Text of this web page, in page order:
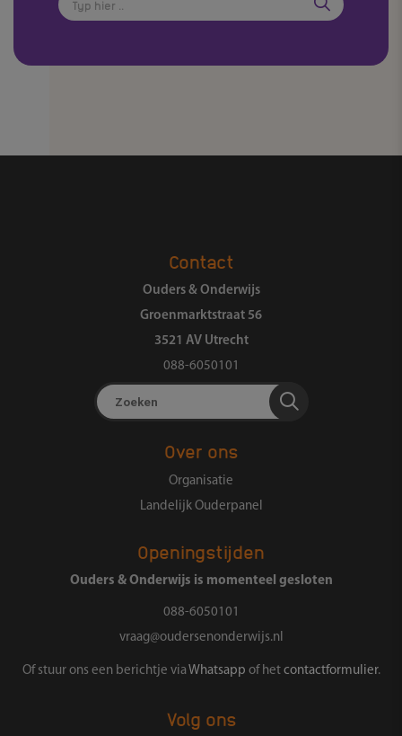
Contact
Ouders & Onderwijs
Groenmarktstraat 56
3521 AV Utrecht
088-6050101
Zoeken
Over ons
Organisatie
Landelijk Ouderpanel
Openingstijden
Ouders & Onderwijs is momenteel gesloten
088-6050101
vraag@oudersenonderwijs.nl
Of stuur ons een berichtje via Whatsapp of het contactformulier.
Volg ons